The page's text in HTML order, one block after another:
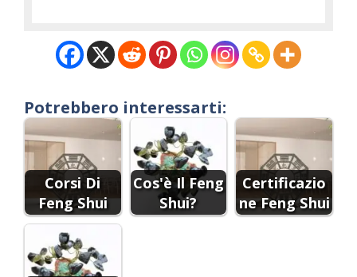
Potrebbero interessarti:
Corsi Di
Feng Shui
Cos'è Il Feng
Shui?
Certificazio
ne Feng Shui